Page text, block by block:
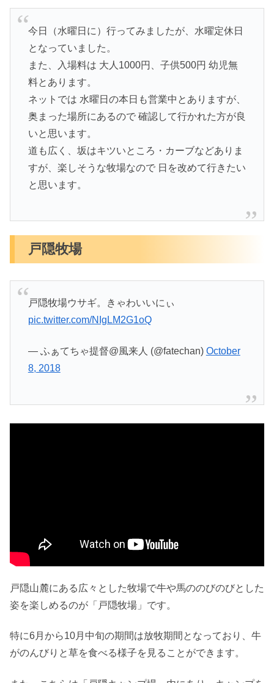
今日（水曜日に）行ってみましたが、水曜定休日
となっていました。
また、入場料は 大人1000円、子供500円 幼児無
料とあります。
ネットでは 水曜日の本日も営業中とありますが、
奥まった場所にあるので 確認して行かれた方が良
いと思います。
道も広く、坂はキツいところ・カーブなどありま
すが、楽しそうな牧場なので 日を改めて行きたい
と思います。
戸隠牧場
戸隠牧場ウサギ。きゃわいいにぃ
pic.twitter.com/NIgLM2G1oQ
— ふぁてちゃ提督@風来人 (@fatechan) October
8, 2018
戸隠山麓にある広々とした牧場で牛や馬ののびのびとした
姿を楽しめるのが「戸隠牧場」です。
特に6月から10月中旬の期間は放牧期間となっており、牛
がのんびりと草を食べる様子を見ることができます。